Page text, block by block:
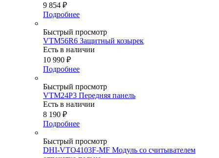
9 854 ₽
Подробнее
Быстрый просмотр
VTM56R6 Защитный козырек
Есть в наличии
10 990 ₽
Подробнее
Быстрый просмотр
VTM24P3 Передняя панель
Есть в наличии
8 190 ₽
Подробнее
Быстрый просмотр
DHI-VTO4103F-MF Модуль со считывателем